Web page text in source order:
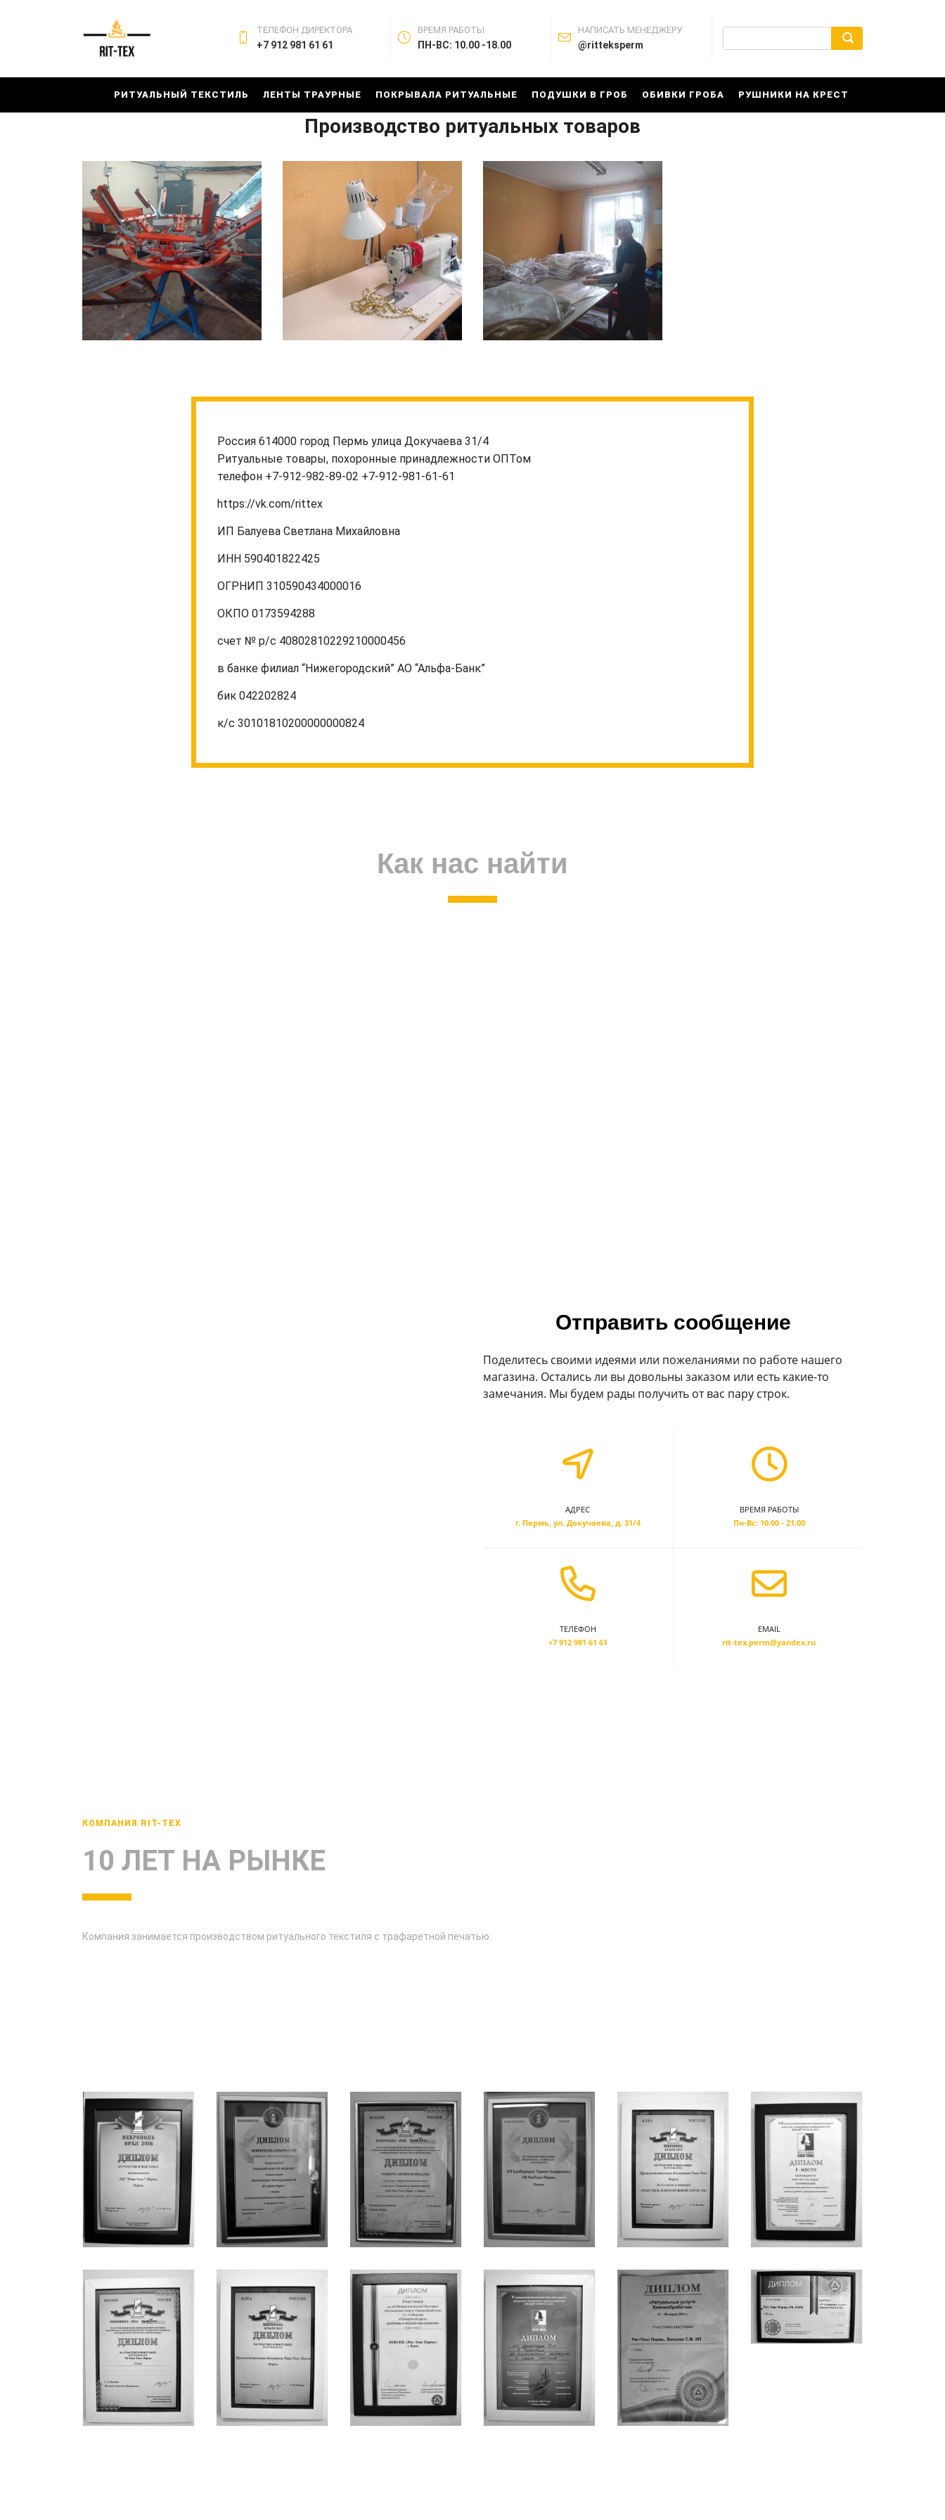
ТЕЛЕФОН ДИРЕКТОРА
+7 912 981 61 61
ВРЕМЯ РАБОТЫ
ПН-ВС: 10.00 -18.00
НАПИСАТЬ МЕНЕДЖЕРУ
@ritteksperm
РИТУАЛЬНЫЙ ТЕКСТИЛЬ ЛЕНТЫ ТРАУРНЫЕ ПОКРЫВАЛА РИТУАЛЬНЫЕ ПОДУШКИ В ГРОБ ОБИВКИ ГРОБА РУШНИКИ НА КРЕСТ
Производство ритуальных товаров
Россия 614000 город Пермь улица Докучаева 31/4
Ритуальные товары, похоронные принадлежности ОПТом
телефон +7-912-982-89-02 +7-912-981-61-61
https://vk.com/rittex
ИП Балуева Светлана Михайловна
ИНН 590401822425
ОГРНИП 310590434000016
ОКПО 0173594288
счет № р/с 40802810229210000456
в банке филиал “Нижегородский” АО “Альфа-Банк”
бик 042202824
к/с 30101810200000000824
Как нас найти
Отправить сообщение
Поделитесь своими идеями или пожеланиями по работе нашего
магазина. Остались ли вы довольны заказом или есть какие-то
замечания. Мы будем рады получить от вас пару строк.
АДРЕС
г. Пермь, ул. Докучаева, д. 31/4
ВРЕМЯ РАБОТЫ
Пн-Вс: 10.00 - 21.00
ТЕЛЕФОН
+7 912 981 61 61
EMAIL
rit-tex.perm@yandex.ru
КОМПАНИЯ RIT-TEX
10 ЛЕТ НА РЫНКЕ
Компания занимается производством ритуального текстиля с трафаретной печатью.